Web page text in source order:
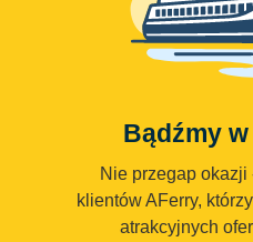
Bądźmy
Nie przegap okazji
klientów AFerry,
atrakcyjnych